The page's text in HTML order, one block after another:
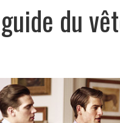
du